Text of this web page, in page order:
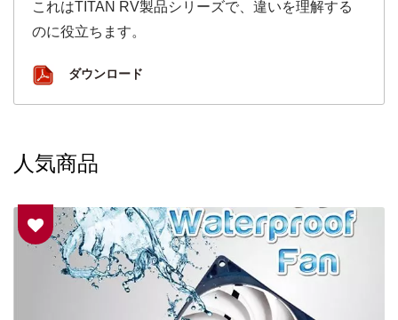
これはTITAN RV製品シリーズで、違いを理解する
のに役立ちます。
ダウンロード
人気商品